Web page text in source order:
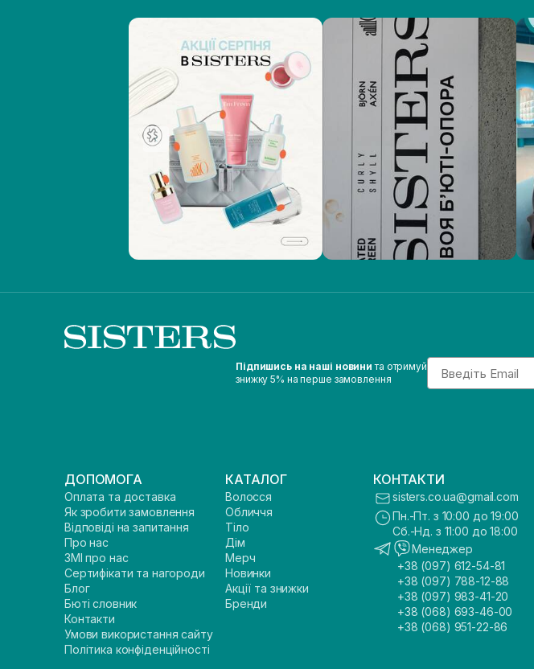
Підпишись на наші новини та отримуй
знижку 5% на перше замовлення
Email
ДОПОМОГА
Оплата та доставка
Як зробити замовлення
Відповіді на запитання
Про нас
ЗМІ про нас
Сертифікати та нагороди
Блог
Бюті словник
Контакти
Умови використання сайту
Політика конфіденційності
КАТАЛОГ
Волосся
Обличчя
Тіло
Дім
Мерч
Новинки
Акції та знижки
Бренди
КОНТАКТИ
sisters.co.ua@gmail.com
Пн.-Пт. з 10:00 до 19:00
Сб.-Нд. з 11:00 до 18:00
Менеджер
+38 (097) 612-54-81
+38 (097) 788-12-88
+38 (097) 983-41-20
+38 (068) 693-46-00
+38 (068) 951-22-86